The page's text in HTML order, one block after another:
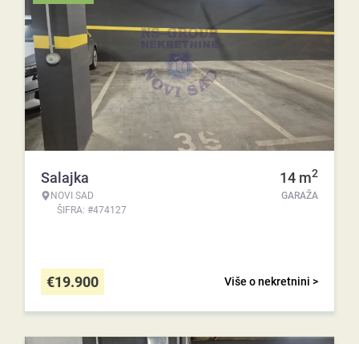
Salajka
NOVI SAD
ŠIFRA: #474127
14 m2
GARAŽA
Više o nekretnini >
€19.900